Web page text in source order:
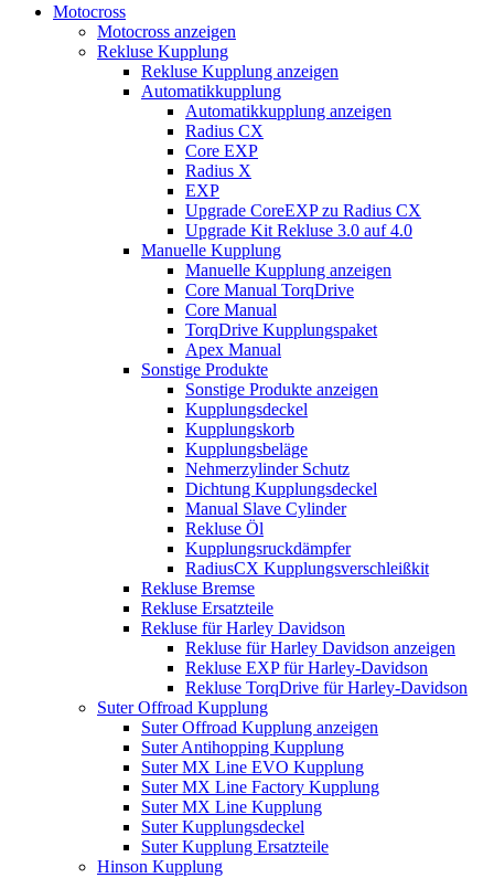
Motocross
Motocross anzeigen
Rekluse Kupplung
Rekluse Kupplung anzeigen
Automatikkupplung
Automatikkupplung anzeigen
Radius CX
Core EXP
Radius X
EXP
Upgrade CoreEXP zu Radius CX
Upgrade Kit Rekluse 3.0 auf 4.0
Manuelle Kupplung
Manuelle Kupplung anzeigen
Core Manual TorqDrive
Core Manual
TorqDrive Kupplungspaket
Apex Manual
Sonstige Produkte
Sonstige Produkte anzeigen
Kupplungsdeckel
Kupplungskorb
Kupplungsbeläge
Nehmerzylinder Schutz
Dichtung Kupplungsdeckel
Manual Slave Cylinder
Rekluse Öl
Kupplungsruckdämpfer
RadiusCX Kupplungsverschleißkit
Rekluse Bremse
Rekluse Ersatzteile
Rekluse für Harley Davidson
Rekluse für Harley Davidson anzeigen
Rekluse EXP für Harley-Davidson
Rekluse TorqDrive für Harley-Davidson
Suter Offroad Kupplung
Suter Offroad Kupplung anzeigen
Suter Antihopping Kupplung
Suter MX Line EVO Kupplung
Suter MX Line Factory Kupplung
Suter MX Line Kupplung
Suter Kupplungsdeckel
Suter Kupplung Ersatzteile
Hinson Kupplung